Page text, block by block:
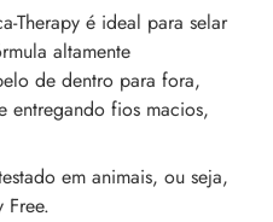
Therapy é ideal para selar
altamente
de dentro para fora,
entregando fios macios,
em animais, ou seja,
Free.